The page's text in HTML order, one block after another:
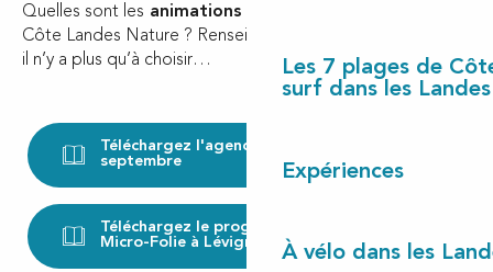
Les 7 plages de
surf dans les Landes
Expériences
À vélo dans les
Quelles sont les animations
Côte Landes Nature ? Renseignez vos dates de séjour et
il n’y a plus qu’à choisir…
Téléchargez l'agenda de août-mi
septembre
Téléchargez le programme de la
Micro-Folie à Lévignacq